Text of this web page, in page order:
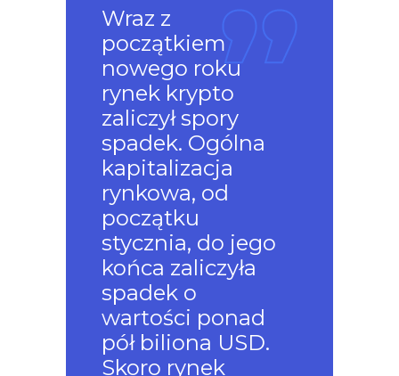
Wraz z
początkiem
nowego roku
rynek krypto
zaliczył spory
spadek. Ogólna
kapitalizacja
rynkowa, od
początku
stycznia, do jego
końca zaliczyła
spadek o
wartości ponad
pół biliona USD.
Skoro rynek